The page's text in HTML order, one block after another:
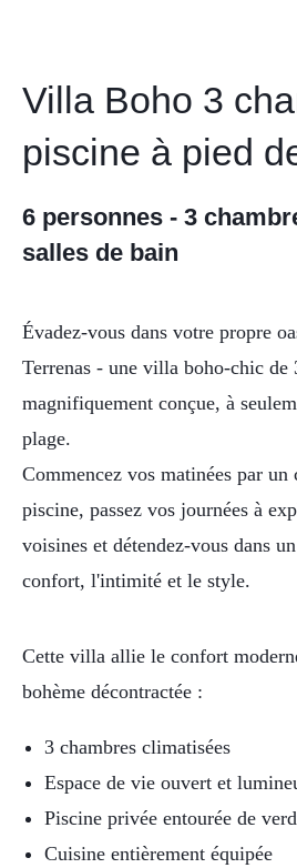
Villa Boho 3
piscine à pied
6 personnes - 3
salles de bain
Évadez-vous dans votre propre
Terrenas - une villa boho-chic de
magnifiquement conçue, à
plage.
Commencez vos matinées par un
piscine, passez vos journées à
voisines et détendez-vous dans
confort, l'intimité et le style.
Cette villa allie le confort
bohème décontractée :
3 chambres climatisées
Espace de vie ouvert et
Piscine privée entourée de
Cuisine entièrement équipée